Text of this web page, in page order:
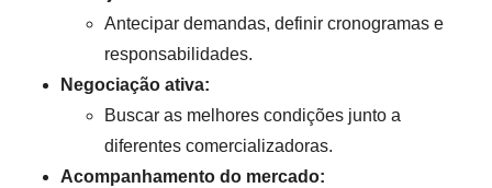
Antecipar demandas, definir cronogramas e
responsabilidades.
Negociação ativa:
Buscar as melhores condições junto a
diferentes comercializadoras.
Acompanhamento do mercado: